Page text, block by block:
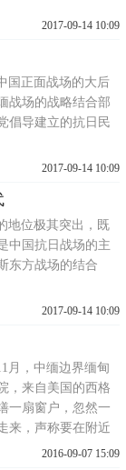
2017-09-14 10:09
国正面战场的大后
战场的战略结合部
倡导建立的抗日民
2017-09-14 10:09
地位极其突出，既
中国抗日战场的主
东方战场的结合
2017-09-14 10:09
月，中缅边界缅甸
，来自美国的西格
一扇窗户，忽然一
来，声称要在附近
造厂。好家伙，蛮
2016-09-07 15:09